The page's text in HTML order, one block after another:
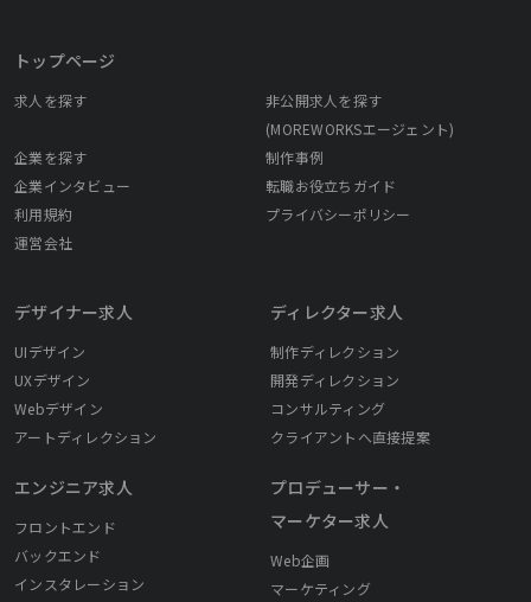
トップページ
求人を探す
非公開求人を探す
(MOREWORKSエージェント)
企業を探す
制作事例
企業インタビュー
転職お役立ちガイド
利用規約
プライバシーポリシー
運営会社
デザイナー求人
UIデザイン
UXデザイン
Webデザイン
アートディレクション
エンジニア求人
フロントエンド
バックエンド
インスタレーション
ディレクター求人
制作ディレクション
開発ディレクション
コンサルティング
クライアントへ直接提案
プロデューサー・
マーケター求人
Web企画
マーケティング